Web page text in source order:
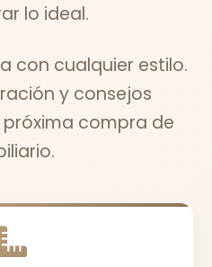
lo ideal.
con cualquier estilo.
y consejos
compra de